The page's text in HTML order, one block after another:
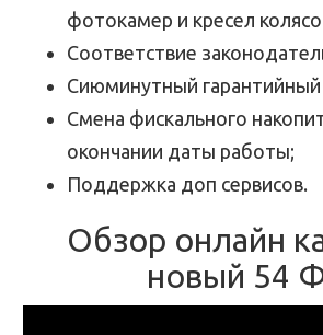
фотокамер и кресел
Соответствие
Сиюминутный
Смена фискального
окончании даты работы;
Поддержка доп сервисов.
Обзор онлайн
новый 54